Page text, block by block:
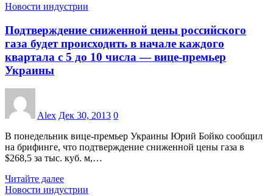
Новости индустрии
Подтверждение сниженной цены российского
газа будет происходить в начале каждого
квартала с 5 до 10 числа — вице-премьер
Украины
Alex Дек 30, 2013 0
В понедельник вице-премьер Украины Юрий Бойко сообщил
на брифинге, что подтверждение сниженной цены газа в
$268,5 за тыс. куб. м,…
Читайте далее
Новости индустрии